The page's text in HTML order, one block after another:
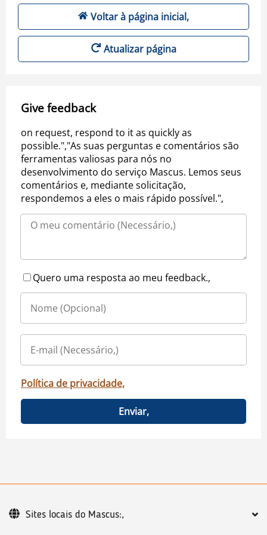
Voltar à página inicial,
Atualizar página
Give feedback
on request, respond to it as quickly as
possible.","As suas perguntas e comentários são
ferramentas valiosas para nós no
desenvolvimento do serviço Mascus. Lemos seus
comentários e, mediante solicitação,
respondemos a eles o mais rápido possível.",
Quero uma resposta ao meu feedback.,
Política de privacidade,
Enviar,
Sites locais do Mascus:,